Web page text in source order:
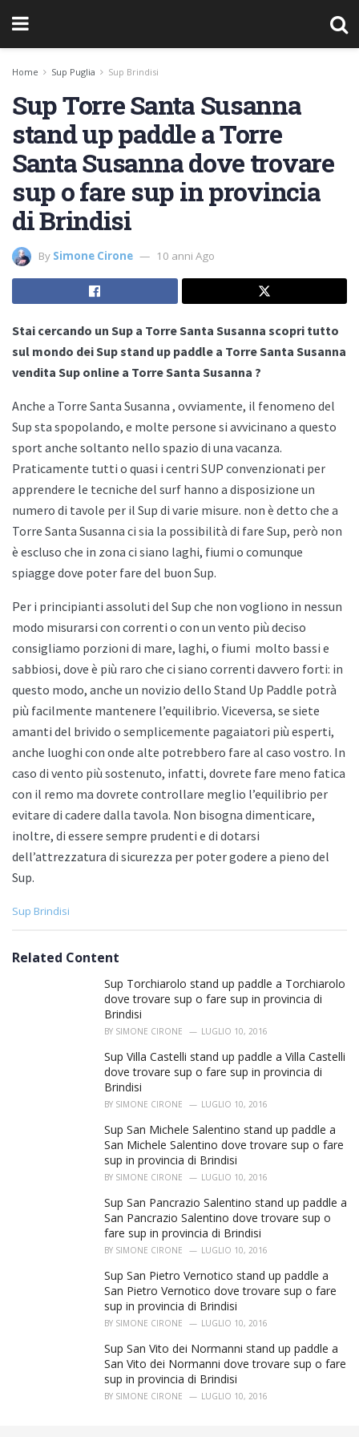
Home Sup Puglia Sup Brindisi
Sup Torre Santa Susanna
stand up paddle a Torre
Santa Susanna dove trovare
sup o fare sup in provincia
di Brindisi
By Simone Cirone 10 anni Ago
Stai cercando un Sup a Torre Santa Susanna scopri tutto
sul mondo dei Sup stand up paddle a Torre Santa Susanna
vendita Sup online a Torre Santa Susanna ?
Anche a Torre Santa Susanna , ovviamente, il fenomeno del
Sup sta spopolando, e molte persone si avvicinano a questo
sport anche soltanto nello spazio di una vacanza.
Praticamente tutti o quasi i centri SUP convenzionati per
apprendere le tecniche del surf hanno a disposizione un
numero di tavole per il Sup di varie misure. non è detto che a
Torre Santa Susanna ci sia la possibilità di fare Sup, però non
è escluso che in zona ci siano laghi, fiumi o comunque
spiagge dove poter fare del buon Sup.
Per i principianti assoluti del Sup che non vogliono in nessun
modo misurarsi con correnti o con un vento più deciso
consigliamo porzioni di mare, laghi, o fiumi molto bassi e
sabbiosi, dove è più raro che ci siano correnti davvero forti: in
questo modo, anche un novizio dello Stand Up Paddle potrà
più facilmente mantenere l’equilibrio. Viceversa, se siete
amanti del brivido o semplicemente pagaiatori più esperti,
anche luoghi con onde alte potrebbero fare al caso vostro. In
caso di vento più sostenuto, infatti, dovrete fare meno fatica
con il remo ma dovrete controllare meglio l’equilibrio per
evitare di cadere dalla tavola. Non bisogna dimenticare,
inoltre, di essere sempre prudenti e di dotarsi
dell’attrezzatura di sicurezza per poter godere a pieno del
Sup.
C
e
Sup Brindisi
Related Content
Sup Torchiarolo stand up paddle a Torchiarolo
dove trovare sup o fare sup in provincia di
Brindisi
BY SIMONE CIRONE LUGLIO 10, 2016
Sup Villa Castelli stand up paddle a Villa Castelli
dove trovare sup o fare sup in provincia di
Brindisi
BY SIMONE CIRONE LUGLIO 10, 2016
Sup San Michele Salentino stand up paddle a
San Michele Salentino dove trovare sup o fare
sup in provincia di Brindisi
BY SIMONE CIRONE LUGLIO 10, 2016
Sup San Pancrazio Salentino stand up paddle a
San Pancrazio Salentino dove trovare sup o
fare sup in provincia di Brindisi
BY SIMONE CIRONE LUGLIO 10, 2016
Sup San Pietro Vernotico stand up paddle a
San Pietro Vernotico dove trovare sup o fare
sup in provincia di Brindisi
BY SIMONE CIRONE LUGLIO 10, 2016
Sup San Vito dei Normanni stand up paddle a
San Vito dei Normanni dove trovare sup o fare
sup in provincia di Brindisi
BY SIMONE CIRONE LUGLIO 10, 2016